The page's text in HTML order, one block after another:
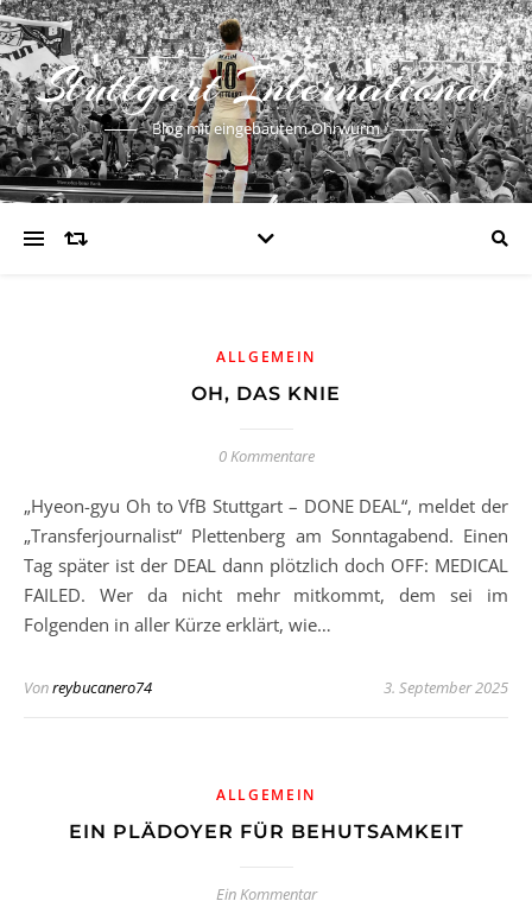
Stuttgart International
Blog mit eingebautem Ohrwurm
ALLGEMEIN
OH, DAS KNIE
0 Kommentare
„Hyeon-gyu Oh to VfB Stuttgart – DONE DEAL“, meldet der
„Transferjournalist“ Plettenberg am Sonntagabend. Einen
Tag später ist der DEAL dann plötzlich doch OFF: MEDICAL
FAILED. Wer da nicht mehr mitkommt, dem sei im
Folgenden in aller Kürze erklärt, wie…
Vonreybucanero74 3. September 2025
ALLGEMEIN
EIN PLÄDOYER FÜR BEHUTSAMKEIT
Ein Kommentar